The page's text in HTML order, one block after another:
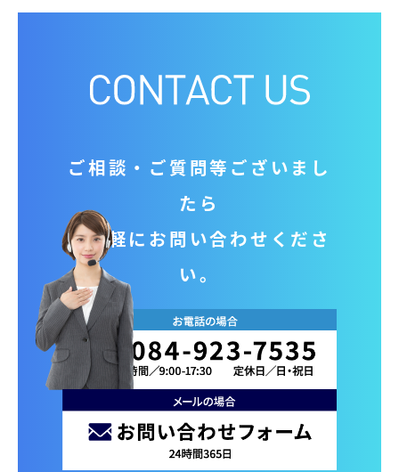
ご相談‧ご質問等ございまし
たら
お気軽にお問い合わせくださ
い。